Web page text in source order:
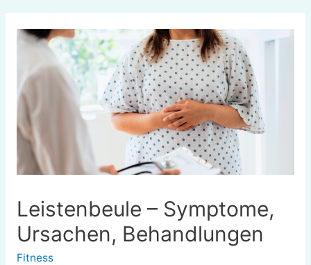
Leistenbeule – Symptome,
Ursachen, Behandlungen
Fitness